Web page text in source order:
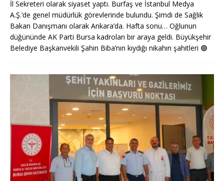
İl Sekreteri olarak siyaset yaptı. Burfaş ve İstanbul Medya
A.Ş.’de genel müdürlük görevlerinde bulundu. Şimdi de Sağlık
Bakan Danışmanı olarak Ankara’da. Hafta sonu… Oğlunun
düğününde AK Parti Bursa kadroları bir araya geldi. Büyükşehir
Belediye Başkanvekili Şahin Biba’nın kıydığı nikahın şahitleri 🟢